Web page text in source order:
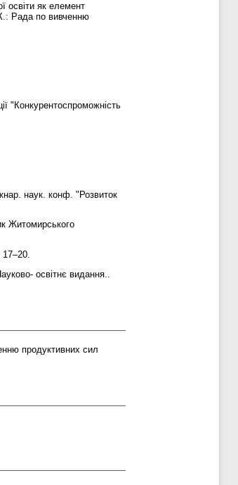
освіти як елемент
Рада по вивченню
"Конкурентоспроможність
наук. конф. "Розвиток
Житомирського
17–20.
освітнє видання..
продуктивних сил